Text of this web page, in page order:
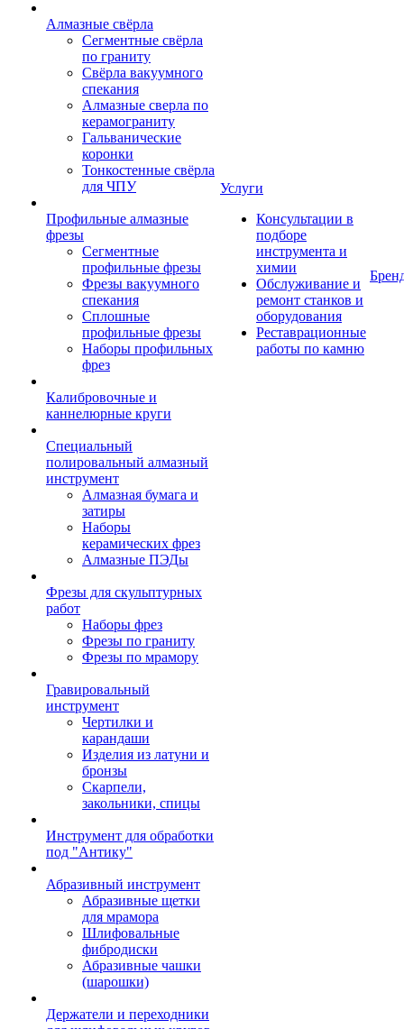
Алмазные свёрла
Сегментные свёрла
по граниту
Свёрла вакуумного
спекания
Алмазные сверла по
керамограниту
Гальванические
коронки
Тонкостенные свёрла
для ЧПУ
Профильные алмазные
фрезы
Сегментные
профильные фрезы
Фрезы вакуумного
спекания
Сплошные
профильные фрезы
Наборы профильных
фрез
Калибровочные и
каннелюрные круги
Специальный
полировальный алмазный
инструмент
Алмазная бумага и
затиры
Наборы
керамических фрез
Алмазные ПЭДы
Фрезы для скульптурных
работ
Наборы фрез
Фрезы по граниту
Фрезы по мрамору
Гравировальный
инструмент
Чертилки и
карандаши
Изделия из латуни и
бронзы
Скарпели,
закольники, спицы
Инструмент для обработки
под "Антику"
Абразивный инструмент
Абразивные щетки
для мрамора
Шлифовальные
фибродиски
Абразивные чашки
(шарошки)
Держатели и переходники
Услуги
Консультации в
подборе
инструмента и
химии
Обслуживание и
ремонт станков и
оборудования
Реставрационные
работы по камню